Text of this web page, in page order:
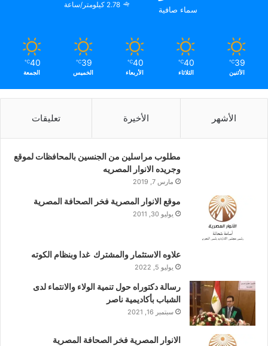
سماء صافية 2.78 كيلومتر/ساعة
39
℃
الأثنين
40
℃
الثلاثاء
40
℃
الأربعاء
39
℃
الخميس
40
℃
الجمعة
الأشهر الأخيرة تعليقات
مطلوب مراسلين من الجنسين بالمحافظات لموقع
وجريده الانوار المصريه
مارس 7, 2019
موقع الانوار المصرية فخر الصحافة المصرية
يوليو 30, 2011
علاوه الاستثمار والمشترك غدا وبنظام الكوته
يوليو 5, 2022
رسالة دكتوراه حول تنمية الولاء والانتماء لدى
الشباب بأكاديمية ناصر
سبتمبر 16, 2021
الانوار المصرية فخر الصحافة المصرية